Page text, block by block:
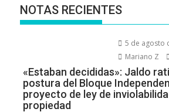
NOTAS RECIENTES
5 de agosto
Mariano Z
«Estaban decididas»: Jaldo
postura del Bloque
proyecto de ley de
propiedad